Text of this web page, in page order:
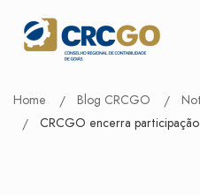
Home Blog CRCGO
CRCGO encerra